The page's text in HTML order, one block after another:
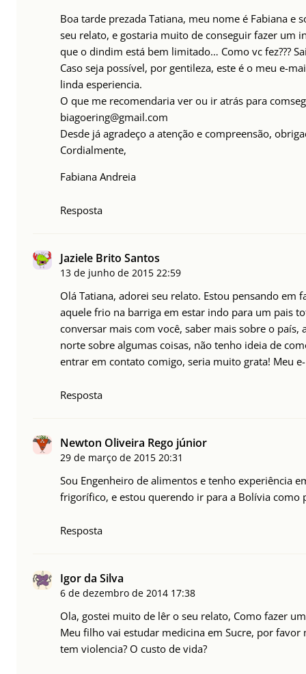
Boa tarde prezada Tatiana, meu nome é Fabiana e
seu relato, e gostaria muito de conseguir fazer um
que o dindim está bem limitado… Como vc fez???
Caso seja possível, por gentileza, este é o meu e-
linda esperiencia.
O que me recomendaria ver ou ir atrás para
biagoering@gmail.com
Desde já agradeço a atenção e compreensão,
Cordialmente,
Fabiana Andreia
Resposta
Jaziele Brito Santos
13 de junho de 2015 22:59
Olá Tatiana, adorei seu relato. Estou pensando
aquele frio na barriga em estar indo para um pais
conversar mais com você, saber mais sobre o
norte sobre algumas coisas, não tenho ideia de
entrar em contato comigo, seria muito grata! Meu
Resposta
Newton Oliveira Rego júnior
29 de março de 2015 20:31
Sou Engenheiro de alimentos e tenho experiência
frigorífico, e estou querendo ir para a Bolívia como
Resposta
Igor da Silva
6 de dezembro de 2014 17:38
Ola, gostei muito de lêr o seu relato, Como fazer
Meu filho vai estudar medicina em Sucre, por
tem violencia? O custo de vida?